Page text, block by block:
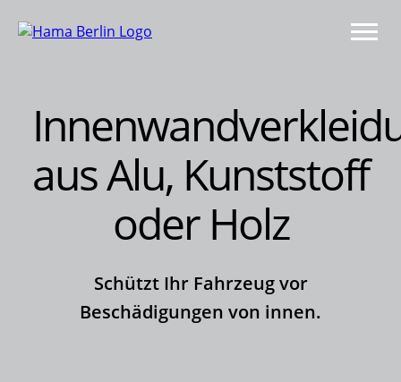
aus Alu, Kunststoff
oder Holz
Schützt Ihr Fahrzeug vor
Beschädigungen von innen.